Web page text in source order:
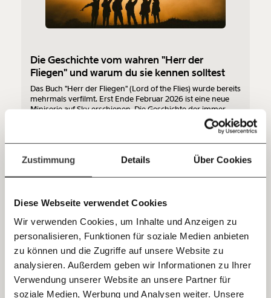
Zustimmung Details Über Cookies
Diese Webseite verwendet Cookies
Wir verwenden Cookies, um Inhalte und Anzeigen zu
personalisieren, Funktionen für soziale Medien anbieten
zu können und die Zugriffe auf unsere Website zu
analysieren. Außerdem geben wir Informationen zu Ihrer
Verwendung unserer Website an unsere Partner für
soziale Medien, Werbung und Analysen weiter. Unsere
Immer auf dem Laufenden
bleiben mit unseren gratis
funktioniert. Unsere Recherchen sind für alle frei im
Netz. Unabhängig und werbefrei. Und das wird auch
so bleiben. Kämpf’ mit uns für den Fortschritt und
Du überweist lieber direkt?
Kontoinhaber: Momentum Institut - Verein für
sozialen Fortschritt
Jetzt
einfach
teilen.
E-Mail
Whatsapp
Die Geschichte vom wahren "Herr der
Fliegen" und warum du sie kennen solltest
Das Buch "Herr der Fliegen" (Lord of the Flies) wurde bereits
mehrmals verfilmt. Erst Ende Februar 2026 ist eine neue
Miniserie auf Sky erschienen. Die Geschichte der immer
gewalttätigeren Kinder prägt seit Jahrzehnten unser
Denken mit. Dabei ist die reale Geschichte dahinter ganz
18.02.2026